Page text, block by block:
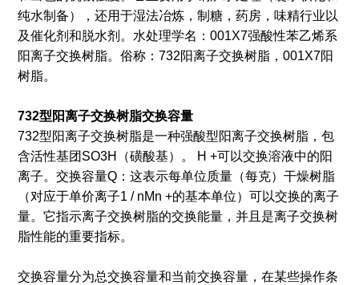
纯水制备），还用于湿法冶炼，制糖，药房，味精行业以
及催化剂和脱水剂。水处理学名：001X7强酸性苯乙烯系
阳离子交换树脂。俗称：732阳离子交换树脂，001X7阳
树脂。
732型阳离子交换树脂交换容量
732型阳离子交换树脂是一种强酸型阳离子交换树脂，包
含活性基团SO3H（磺酸基）。 H +可以交换溶液中的阳
离子。交换容量Q：这表示每单位质量（每克）干燥树脂
（对应于单价离子1 / nMn +的基本单位）可以交换的离子
量。它指示离子交换树脂的交换能量，并且是离子交换树
脂性能的重要指标。
交换容量分为总交换容量和当前交换容量，在某些操作条